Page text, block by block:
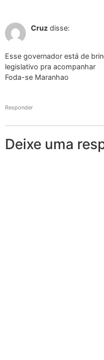
Cruz disse:
Esse governador está de
legislativo pra acompanhar
Foda-se Maranhao
Responder
Deixe uma